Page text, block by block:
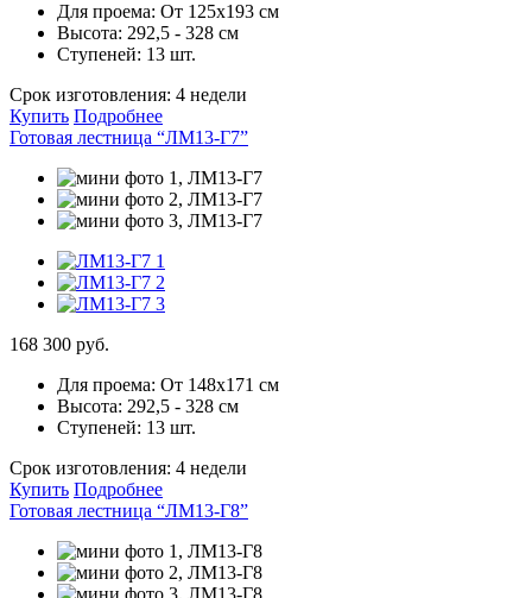
Для проема: От 125х193 см
Высота: 292,5 - 328 см
Ступеней: 13 шт.
Срок изготовления: 4 недели
Купить Подробнее
Готовая лестница “ЛМ13-Г7”
168 300 руб.
Для проема: От 148х171 см
Высота: 292,5 - 328 см
Ступеней: 13 шт.
Срок изготовления: 4 недели
Купить Подробнее
Готовая лестница “ЛМ13-Г8”